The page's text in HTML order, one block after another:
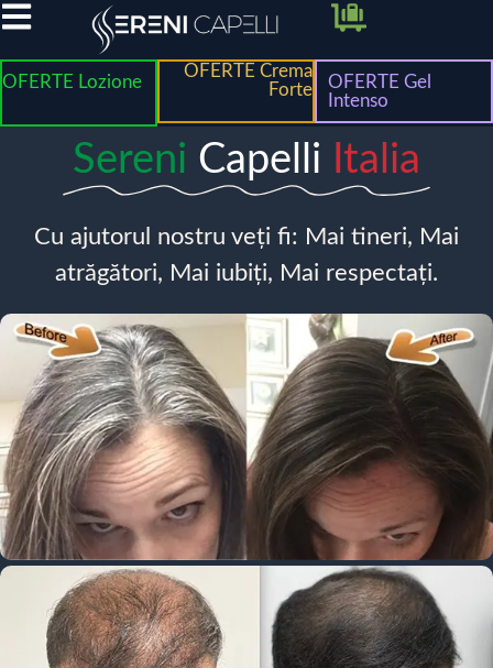
OFERTE Lozione
OFERTE Crema
Forte
OFERTE Gel
Intenso
Sereni Capelli Italia
Cu ajutorul nostru veți fi: Mai tineri, Mai
atrăgători, Mai iubiți, Mai respectați.